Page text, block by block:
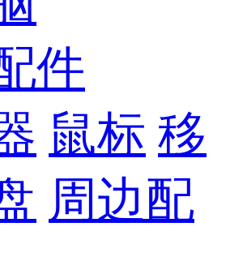
件
鼠标 移
周边配